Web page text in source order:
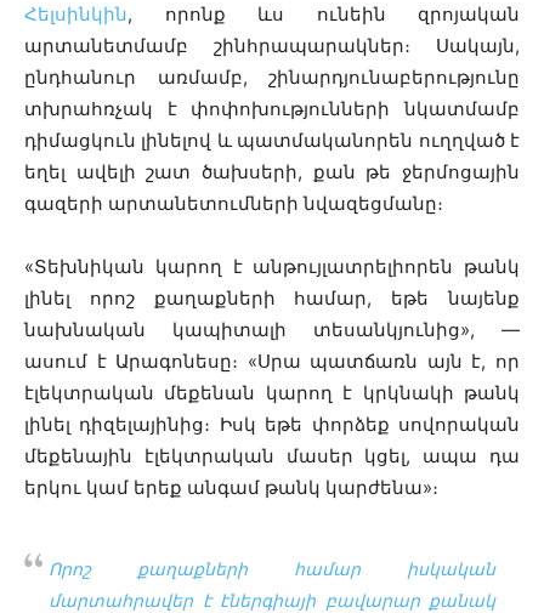
Հելսինկին, որոնք ևս ունեին զրոյական
արտանետմամբ շինհրապարակներ։ Սակայն,
ընդհանուր առմամբ, շինարդյունաբերությունը
տխրահռչակ է փոփոխությունների նկատմամբ
դիմացկուն լինելով և պատմականորեն ուղղված է
եղել ավելի շատ ծախսերի, քան թե ջերմոցային
գազերի արտանետումների նվազեցմանը։
«Տեխնիկան կարող է անթույլատրելիորեն թանկ
լինել որոշ քաղաքների համար, եթե նայենք
նախնական կապիտալի տեսանկյունից», —
ասում է Արագոնեսը։ «Սրա պատճառն այն է, որ
էլեկտրական մեքենան կարող է կրկնակի թանկ
լինել դիզելայինից։ Իսկ եթե փորձեք սովորական
մեքենային էլեկտրական մասեր կցել, ապա դա
երկու կամ երեք անգամ թանկ կարժենա»։
Որոշ քաղաքների համար իսկական
մարտահրավեր է էներգիայի բավարար քանակ